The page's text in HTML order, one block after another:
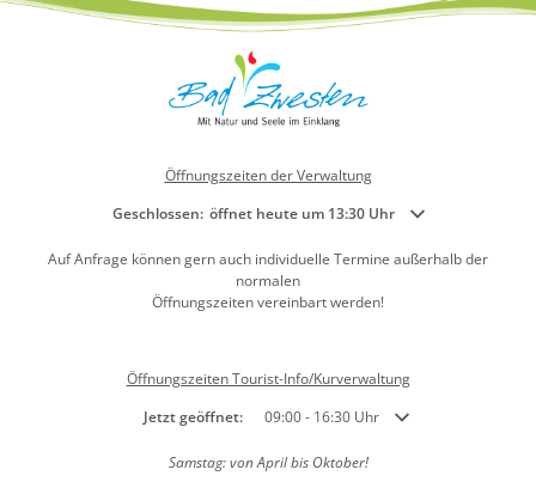
Öffnungszeiten der Verwaltung
Klicken, um weitere Öffnungs- oder Schließzeiten auszublenden
Geschlossen: öffnet heute um 13:30 Uhr
Auf Anfrage können gern auch individuelle Termine außerhalb der
normalen
Öffnungszeiten vereinbart werden!
Öffnungszeiten Tourist-Info/Kurverwaltung
Klicken, um weitere Öffnungs- oder Schließzeiten
Jetzt geöffnet: 09:00- 16:30 Uhr Von 09:00 bis 16:30 Uhr
Samstag: von April bis Oktober!